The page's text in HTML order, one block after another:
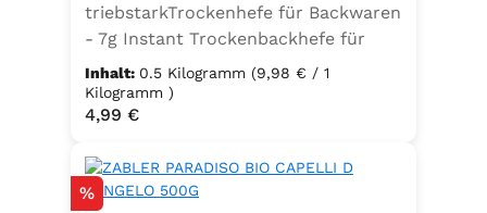
triebstarkTrockenhefe für Backwaren
- 7g Instant Trockenbackhefe für
500g Weizenmehl, entspricht 25g
FrischhefeZutaten: Trockenbackhefe,
Emulgator Sorbitanmonostearat
Inhalt: 0.5 Kilogramm (9,98 € / 1
Kilogramm )
Regulärer Preis:
4,99 €
Rabatt
%